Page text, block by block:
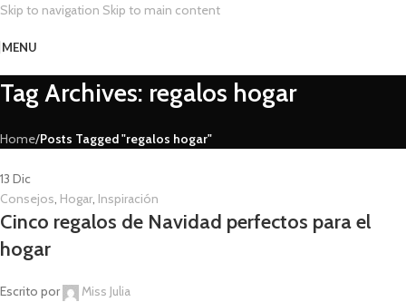
Skip to navigation Skip to main content
MENU
Tag Archives: regalos hogar
Home/Posts Tagged "regalos hogar"
13 Dic
Consejos, Hogar, Inspiración
Cinco regalos de Navidad perfectos para el
hogar
Escrito por
Miss Julia